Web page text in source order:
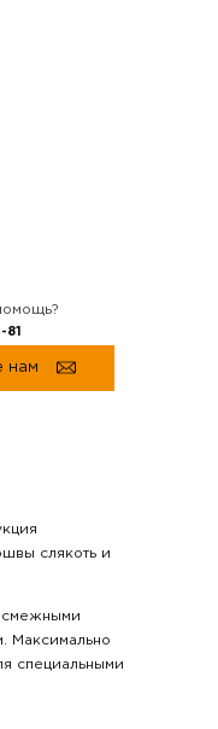
нам
слякоть и
смежными
Максимально
специальными